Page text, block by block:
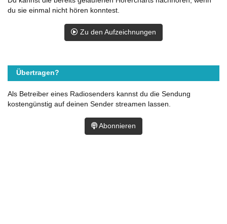
du sie einmal nicht hören konntest.
Zu den Aufzeichnungen
Übertragen?
Als Betreiber eines Radiosenders kannst du die Sendung
kostengünstig auf deinen Sender streamen lassen.
Abonnieren